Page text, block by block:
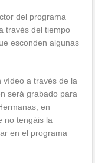
del programa
través del tiempo
esconden algunas
vídeo a través de la
será grabado para
en
no tengáis la
en el programa